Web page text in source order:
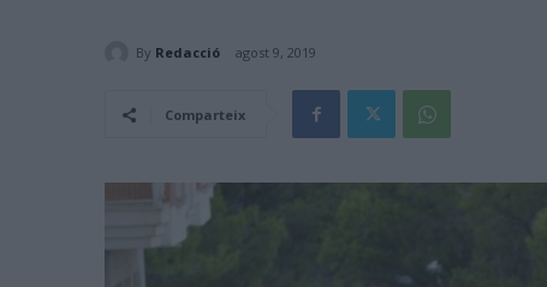
By Redacció agost 9, 2019
Comparteix